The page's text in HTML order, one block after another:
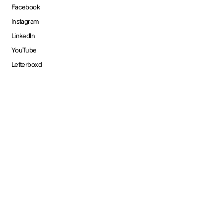
Facebook
Instagram
LinkedIn
YouTube
Letterboxd